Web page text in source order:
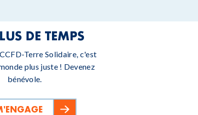
DE TEMPS
Terre Solidaire, c'est
plus juste ! Devenez
bénévole.